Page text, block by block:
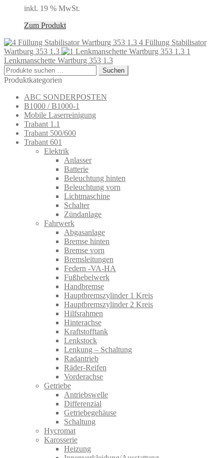
inkl. 19 % MwSt.
Zum Produkt
4 Füllung Stabilisator
Wartburg 353 1.3
1
Lenkmanschette Wartburg 353 1.3
Suchen
nach:
Suchen
Produktkategorien
ABC SONDERPOSTEN
B1000 / B1000-1
Mobile Laserreinigung
Trabant 1.1
Trabant 500/600
Trabant 601
Elektrik
Anlasser
Batterie
Beleuchtung hinten
Beleuchtung vorn
Lichtmaschine
Schalter
Zündanlage
Fahrwerk
Abgasanlage
Bremse hinten
Bremse vorn
Bremsleitungen
Federn -VA-HA
Fußhebelwerk
Handbremse
Hauptbremszylinder 1 Kreis
Hauptbremszylinder 2 Kreis
Hilfsrahmen
Hinterachse
Kraftstofftank
Lenkstock
Lenkung – Schaltung
Radantrieb
Räder-Reifen
Vorderachse
Getriebe
Antriebswelle
Differenzial
Getriebegehäuse
Schaltung
Hycromat
Karosserie
Heizung